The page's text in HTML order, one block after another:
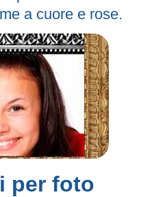
a cuore e rose.
per foto